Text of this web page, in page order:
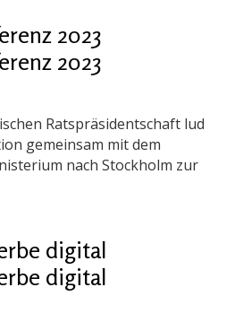
2023
2023
Ratspräsidentschaft lud
gemeinsam mit dem
nach Stockholm zur
digital
digital